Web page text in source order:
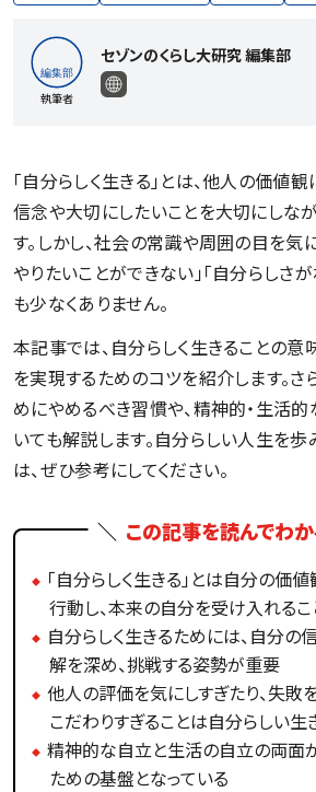
執筆者
セゾンのくらし大研究 編集部
記事一覧を見る
「自分らしく生きる」とは、他人の価値
信念や大切にしたいことを大切にしな
す。しかし、社会の常識や周囲の目を気
やりたいことができない」「自分らしさ
も少なくありません。
本記事では、自分らしく生きることの意
を実現するためのコツを紹介します。さ
めにやめるべき習慣や、精神的・生活
いても解説します。自分らしい人生を
は、ぜひ参考にしてください。
この記事を読んでわか
「自分らしく生きる」とは自分の価
行動し、本来の自分を受け入れる
自分らしく生きるためには、自分の
解を深め、挑戦する姿勢が重要
他人の評価を気にしすぎたり、失敗
こだわりすぎることは自分らしい
精神的な自立と生活の自立の両面が
ための基盤となっている